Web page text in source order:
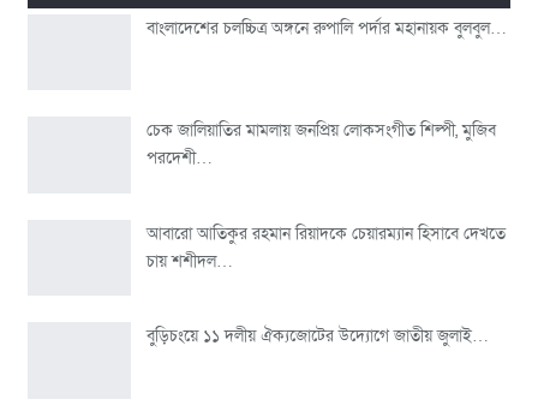
বাংলাদেশের চলচ্চিত্র অঙ্গনে রুপালি পর্দার মহানায়ক বুলবুল…
চেক জালিয়াতির মামলায় জনপ্রিয় লোকসংগীত শিল্পী, মুজিব
পরদেশী…
আবারো আতিকুর রহমান রিয়াদকে চেয়ারম্যান হিসাবে দেখতে
চায় শশীদল…
বুড়িচংয়ে ১১ দলীয় ঐক্যজোটের উদ্যোগে জাতীয় জুলাই…